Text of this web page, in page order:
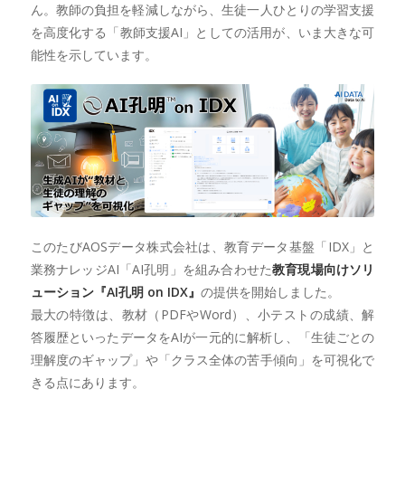
ん。教師の負担を軽減しながら、生徒一人ひとりの学習支援
を高度化する「教師支援AI」としての活用が、いま大きな可
能性を示しています。
このたびAOSデータ株式会社は、教育データ基盤「IDX」と
業務ナレッジAI「AI孔明」を組み合わせた教育現場向けソリ
ューション『AI孔明 on IDX』 の提供を開始しました。
最大の特徴は、教材（PDFやWord）、小テストの成績、解
答履歴といったデータをAIが一元的に解析し、「生徒ごとの
理解度のギャップ」や「クラス全体の苦手傾向」を可視化で
きる点にあります。